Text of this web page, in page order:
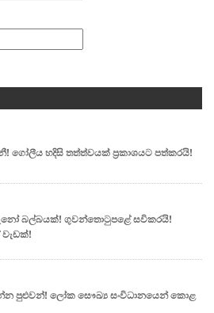
ගෝලීය හදිසි තත්ත්වයක් ප්‍රකාශයට පත්කරයි!
බල්බයක්! ගුවන්තොටුපළේ සවිකරයි!
වැඩක්!
පුළුවන්! ලෝක සෞඛ්‍ය සංවිධානයෙන් කොළ